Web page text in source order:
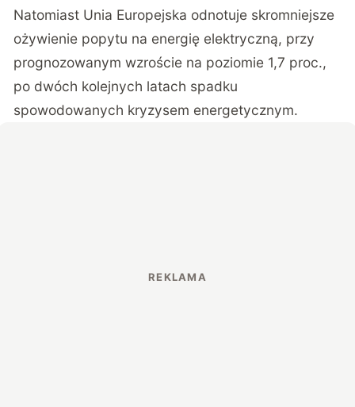
Natomiast Unia Europejska odnotuje skromniejsze
ożywienie popytu na energię elektryczną, przy
prognozowanym wzroście na poziomie 1,7 proc.,
po dwóch kolejnych latach spadku
spowodowanych kryzysem energetycznym.